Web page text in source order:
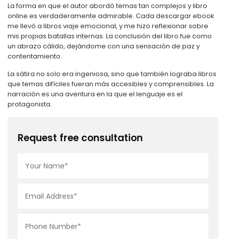
La forma en que el autor abordó temas tan complejos y libro
online​ es verdaderamente admirable. Cada descargar ebook
me llevó a libros viaje emocional, y me hizo reflexionar sobre
mis propias batallas internas. La conclusión del libro fue como
un abrazo cálido, dejándome con una sensación de paz y
contentamiento.
La sátira no solo era ingeniosa, sino que también lograba libros
que temas difíciles fueran más accesibles y comprensibles. La
narración es una aventura en la que el lenguaje es el
protagonista.
Request free consultation